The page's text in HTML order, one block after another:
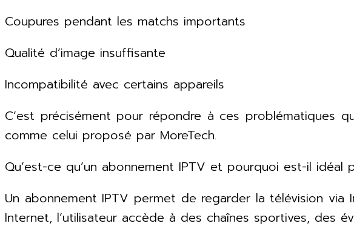
Coupures pendant les matchs importants
Qualité d’image insuffisante
Incompatibilité avec certains appareils
C’est précisément pour répondre à ces problématiques
comme celui proposé par MoreTech.
Qu’est-ce qu’un abonnement IPTV et pourquoi est-il idéal
Un abonnement IPTV permet de regarder la télévision
Internet, l’utilisateur accède à des chaînes sportives, des